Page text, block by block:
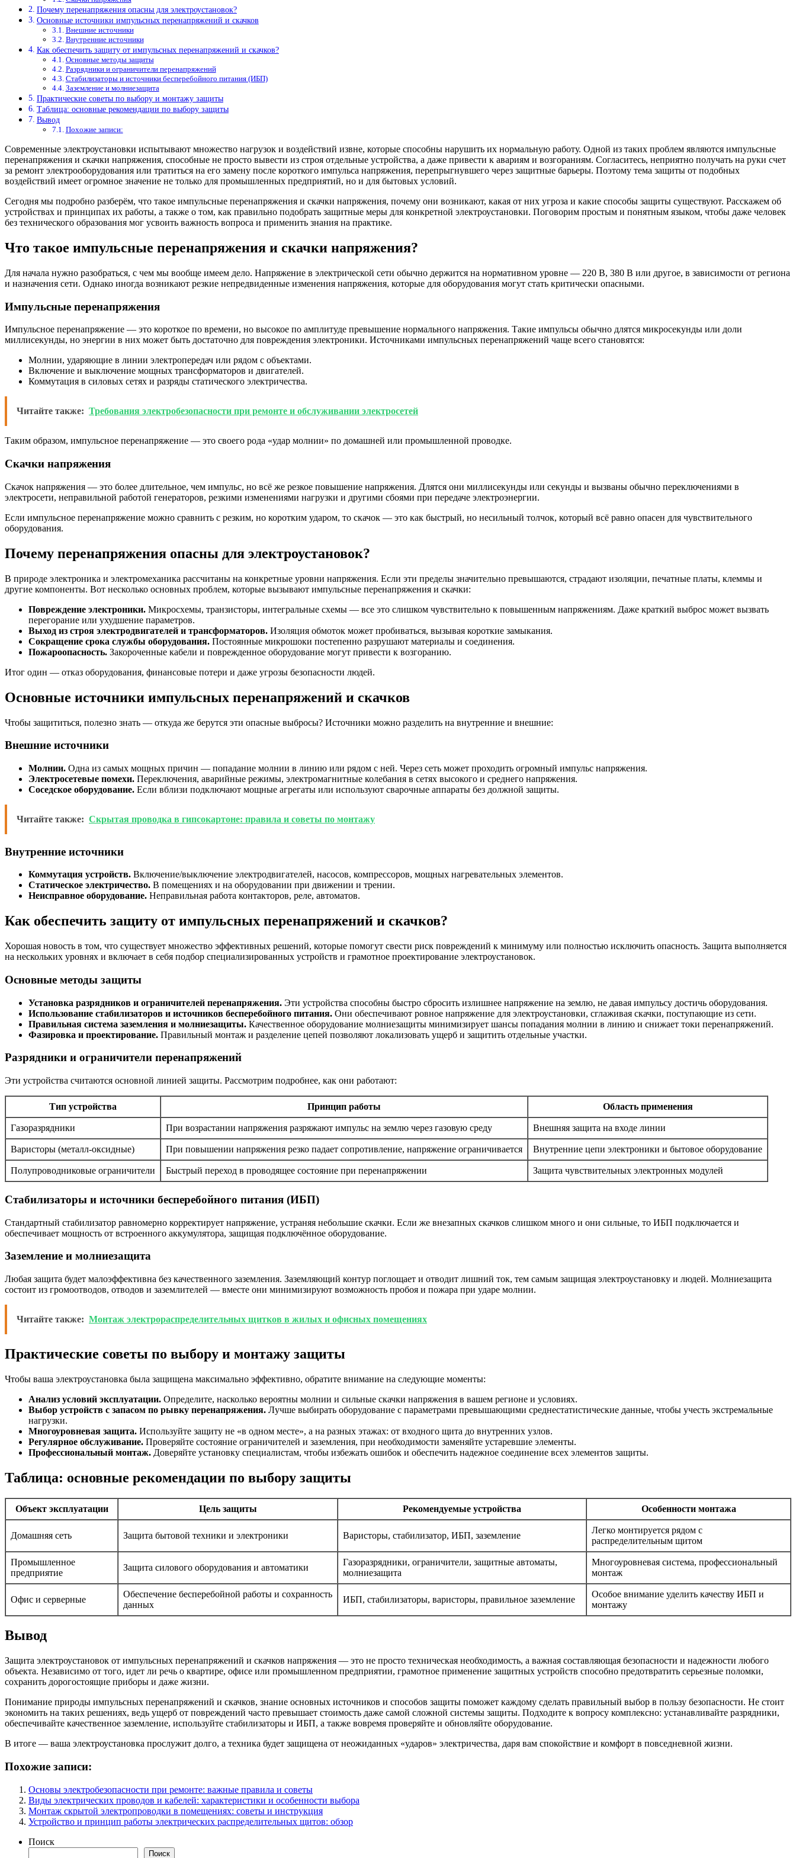
Почему перенапряжения опасны для электроустановок?
Основные источники импульсных перенапряжений и скачков
Внешние источники
Внутренние источники
Как обеспечить защиту от импульсных перенапряжений и скачков?
Основные методы защиты
Разрядники и ограничители перенапряжений
Стабилизаторы и источники бесперебойного питания (ИБП)
Заземление и молниезащита
Практические советы по выбору и монтажу защиты
Таблица: основные рекомендации по выбору защиты
Вывод
Похожие записи:
Современные электроустановки испытывают множество нагрузок и воздействий извне, которые способны нарушить их нормальную работу. Одной из таких проблем являются импульсные
перенапряжения и скачки напряжения, способные не просто вывести из строя отдельные устройства, а даже привести к авариям и возгораниям. Согласитесь, неприятно получать на руки счет
за ремонт электрооборудования или тратиться на его замену после короткого импульса напряжения, перепрыгнувшего через защитные барьеры. Поэтому тема защиты от подобных
воздействий имеет огромное значение не только для промышленных предприятий, но и для бытовых условий.
Сегодня мы подробно разберём, что такое импульсные перенапряжения и скачки напряжения, почему они возникают, какая от них угроза и какие способы защиты существуют. Расскажем об
устройствах и принципах их работы, а также о том, как правильно подобрать защитные меры для конкретной электроустановки. Поговорим простым и понятным языком, чтобы даже человек
без технического образования мог усвоить важность вопроса и применить знания на практике.
Что такое импульсные перенапряжения и скачки напряжения?
Для начала нужно разобраться, с чем мы вообще имеем дело. Напряжение в электрической сети обычно держится на нормативном уровне — 220 В, 380 В или другое, в зависимости от региона
и назначения сети. Однако иногда возникают резкие непредвиденные изменения напряжения, которые для оборудования могут стать критически опасными.
Импульсные перенапряжения
Импульсное перенапряжение — это короткое по времени, но высокое по амплитуде превышение нормального напряжения. Такие импульсы обычно длятся микросекунды или доли
миллисекунды, но энергии в них может быть достаточно для повреждения электроники. Источниками импульсных перенапряжений чаще всего становятся:
Молнии, ударяющие в линии электропередач или рядом с объектами.
Включение и выключение мощных трансформаторов и двигателей.
Коммутация в силовых сетях и разряды статического электричества.
Читайте также: Требования электробезопасности при ремонте и обслуживании электросетей
Таким образом, импульсное перенапряжение — это своего рода «удар молнии» по домашней или промышленной проводке.
Скачки напряжения
Скачок напряжения — это более длительное, чем импульс, но всё же резкое повышение напряжения. Длятся они миллисекунды или секунды и вызваны обычно переключениями в
электросети, неправильной работой генераторов, резкими изменениями нагрузки и другими сбоями при передаче электроэнергии.
Если импульсное перенапряжение можно сравнить с резким, но коротким ударом, то скачок — это как быстрый, но несильный толчок, который всё равно опасен для чувствительного
оборудования.
Почему перенапряжения опасны для электроустановок?
В природе электроника и электромеханика рассчитаны на конкретные уровни напряжения. Если эти пределы значительно превышаются, страдают изоляции, печатные платы, клеммы и
другие компоненты. Вот несколько основных проблем, которые вызывают импульсные перенапряжения и скачки:
Повреждение электроники. Микросхемы, транзисторы, интегральные схемы — все это слишком чувствительно к повышенным напряжениям. Даже краткий выброс может вызвать
перегорание или ухудшение параметров.
Выход из строя электродвигателей и трансформаторов. Изоляция обмоток может пробиваться, вызывая короткие замыкания.
Сокращение срока службы оборудования. Постоянные микрошоки постепенно разрушают материалы и соединения.
Пожароопасность. Закороченные кабели и поврежденное оборудование могут привести к возгоранию.
Итог один — отказ оборудования, финансовые потери и даже угрозы безопасности людей.
Основные источники импульсных перенапряжений и скачков
Чтобы защититься, полезно знать — откуда же берутся эти опасные выбросы? Источники можно разделить на внутренние и внешние:
Внешние источники
Молнии. Одна из самых мощных причин — попадание молнии в линию или рядом с ней. Через сеть может проходить огромный импульс напряжения.
Электросетевые помехи. Переключения, аварийные режимы, электромагнитные колебания в сетях высокого и среднего напряжения.
Соседское оборудование. Если вблизи подключают мощные агрегаты или используют сварочные аппараты без должной защиты.
Читайте также: Скрытая проводка в гипсокартоне: правила и советы по монтажу
Внутренние источники
Коммутация устройств. Включение/выключение электродвигателей, насосов, компрессоров, мощных нагревательных элементов.
Статическое электричество. В помещениях и на оборудовании при движении и трении.
Неисправное оборудование. Неправильная работа контакторов, реле, автоматов.
Как обеспечить защиту от импульсных перенапряжений и скачков?
Хорошая новость в том, что существует множество эффективных решений, которые помогут свести риск повреждений к минимуму или полностью исключить опасность. Защита выполняется
на нескольких уровнях и включает в себя подбор специализированных устройств и грамотное проектирование электроустановок.
Основные методы защиты
Установка разрядников и ограничителей перенапряжения. Эти устройства способны быстро сбросить излишнее напряжение на землю, не давая импульсу достичь оборудования.
Использование стабилизаторов и источников бесперебойного питания. Они обеспечивают ровное напряжение для электроустановки, сглаживая скачки, поступающие из сети.
Правильная система заземления и молниезащиты. Качественное оборудование молниезащиты минимизирует шансы попадания молнии в линию и снижает токи перенапряжений.
Фазировка и проектирование. Правильный монтаж и разделение цепей позволяют локализовать ущерб и защитить отдельные участки.
Разрядники и ограничители перенапряжений
Эти устройства считаются основной линией защиты. Рассмотрим подробнее, как они работают:
Тип устройства Принцип работы Область применения
Газоразрядники При возрастании напряжения разряжают импульс на землю через газовую среду Внешняя защита на входе линии
Варисторы (металл-оксидные) При повышении напряжения резко падает сопротивление, напряжение ограничивается Внутренние цепи электроники и бытовое оборудование
Полупроводниковые ограничители Быстрый переход в проводящее состояние при перенапряжении Защита чувствительных электронных модулей
Стабилизаторы и источники бесперебойного питания (ИБП)
Стандартный стабилизатор равномерно корректирует напряжение, устраняя небольшие скачки. Если же внезапных скачков слишком много и они сильные, то ИБП подключается и
обеспечивает мощность от встроенного аккумулятора, защищая подключённое оборудование.
Заземление и молниезащита
Любая защита будет малоэффективна без качественного заземления. Заземляющий контур поглощает и отводит лишний ток, тем самым защищая электроустановку и людей. Молниезащита
состоит из громоотводов, отводов и заземлителей — вместе они минимизируют возможность пробоя и пожара при ударе молнии.
Читайте также: Монтаж электрораспределительных щитков в жилых и офисных помещениях
Практические советы по выбору и монтажу защиты
Чтобы ваша электроустановка была защищена максимально эффективно, обратите внимание на следующие моменты:
Анализ условий эксплуатации. Определите, насколько вероятны молнии и сильные скачки напряжения в вашем регионе и условиях.
Выбор устройств с запасом по рывку перенапряжения. Лучше выбирать оборудование с параметрами превышающими среднестатистические данные, чтобы учесть экстремальные
нагрузки.
Многоуровневая защита. Используйте защиту не «в одном месте», а на разных этажах: от входного щита до внутренних узлов.
Регулярное обслуживание. Проверяйте состояние ограничителей и заземления, при необходимости заменяйте устаревшие элементы.
Профессиональный монтаж. Доверяйте установку специалистам, чтобы избежать ошибок и обеспечить надежное соединение всех элементов защиты.
Таблица: основные рекомендации по выбору защиты
Объект эксплуатации Цель защиты Рекомендуемые устройства Особенности монтажа
Домашняя сеть Защита бытовой техники и электроники Варисторы, стабилизатор, ИБП, заземление
Легко монтируется рядом с
распределительным щитом
Промышленное
предприятие
Защита силового оборудования и автоматики
Газоразрядники, ограничители, защитные автоматы,
молниезащита
Многоуровневая система, профессиональный
монтаж
Офис и серверные
Обеспечение бесперебойной работы и сохранность
данных
ИБП, стабилизаторы, варисторы, правильное заземление
Особое внимание уделить качеству ИБП и
монтажу
Вывод
Защита электроустановок от импульсных перенапряжений и скачков напряжения — это не просто техническая необходимость, а важная составляющая безопасности и надежности любого
объекта. Независимо от того, идет ли речь о квартире, офисе или промышленном предприятии, грамотное применение защитных устройств способно предотвратить серьезные поломки,
сохранить дорогостоящие приборы и даже жизни.
Понимание природы импульсных перенапряжений и скачков, знание основных источников и способов защиты поможет каждому сделать правильный выбор в пользу безопасности. Не стоит
экономить на таких решениях, ведь ущерб от повреждений часто превышает стоимость даже самой сложной системы защиты. Подходите к вопросу комплексно: устанавливайте разрядники,
обеспечивайте качественное заземление, используйте стабилизаторы и ИБП, а также вовремя проверяйте и обновляйте оборудование.
В итоге — ваша электроустановка прослужит долго, а техника будет защищена от неожиданных «ударов» электричества, даря вам спокойствие и комфорт в повседневной жизни.
Похожие записи:
Основы электробезопасности при ремонте: важные правила и советы
Виды электрических проводов и кабелей: характеристики и особенности выбора
Монтаж скрытой электропроводки в помещениях: советы и инструкция
Устройство и принцип работы электрических распределительных щитов: обзор
Поиск
Поиск